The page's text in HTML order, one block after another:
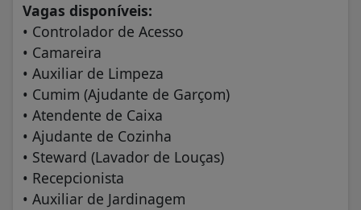
Vagas disponíveis:
• Controlador de Acesso
• Camareira
• Auxiliar de Limpeza
• Cumim (Ajudante de Garçom)
• Atendente de Caixa
• Ajudante de Cozinha
• Steward (Lavador de Louças)
• Recepcionista
• Auxiliar de Jardinagem